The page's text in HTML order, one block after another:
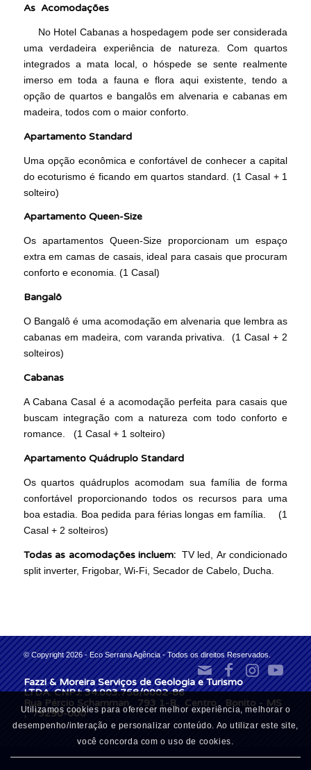
As Acomodações
No Hotel Cabanas a hospedagem pode ser considerada
uma verdadeira experiência de natureza. Com quartos
integrados a mata local, o hóspede se sente realmente
imerso em toda a fauna e flora aqui existente, tendo a
opção de quartos e bangalôs em alvenaria e cabanas em
madeira, todos com o maior conforto.
Apartamento Standard
Uma opção econômica e confortável de conhecer a capital
do ecoturismo é ficando em quartos standard. (1 Casal + 1
solteiro)
Apartamento Queen-Size
Os apartamentos Queen-Size proporcionam um espaço
extra em camas de casais, ideal para casais que procuram
conforto e economia. (1 Casal)
Bangalô
O Bangalô é uma acomodação em alvenaria que lembra as
cabanas em madeira, com varanda privativa. (1 Casal + 2
solteiros)
Cabanas
A Cabana Casal é a acomodação perfeita para casais que
buscam integração com a natureza com todo conforto e
romance. (1 Casal + 1 solteiro)
Apartamento Quádruplo Standard
Os quartos quádruplos acomodam sua família de forma
confortável proporcionando todos os recursos para uma
boa estadia. Boa pedida para férias longas em família. (1
Casal + 2 solteiros)
Todas as acomodações incluem: TV led, Ar condicionado
split inverter, Frigobar, Wi-Fi, Secador de Cabelo, Ducha.
© Copyright 2026 - Eco Serrana Agência - Todos os direitos Reservados.
Fazzi & Moreira Serviços de Geologia e Turismo
LTDA. CNPJ: 34.003.758/0002-86
Rua Pércio Schamman, 793 1-B, Centro, Bonito - MS
, 79290-000
Utilizamos cookies para oferecer melhor experiência, melhorar o
desempenho/interação e personalizar conteúdo. Ao utilizar este site,
você concorda com o uso de cookies.